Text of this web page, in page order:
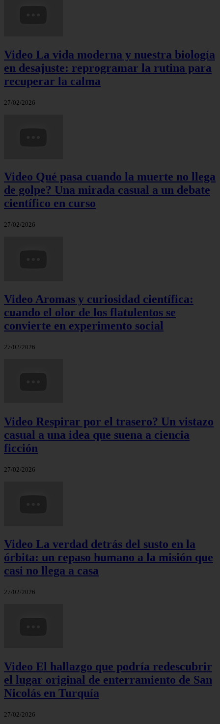
Video La vida moderna y nuestra biología
en desajuste: reprogramar la rutina para
recuperar la calma
27/02/2026
Video Qué pasa cuando la muerte no llega
de golpe? Una mirada casual a un debate
científico en curso
27/02/2026
Video Aromas y curiosidad científica:
cuando el olor de los flatulentos se
convierte en experimento social
27/02/2026
Video Respirar por el trasero? Un vistazo
casual a una idea que suena a ciencia
ficción
27/02/2026
Video La verdad detrás del susto en la
órbita: un repaso humano a la misión que
casi no llega a casa
27/02/2026
Video El hallazgo que podría redescubrir
el lugar original de enterramiento de San
Nicolás en Turquía
27/02/2026